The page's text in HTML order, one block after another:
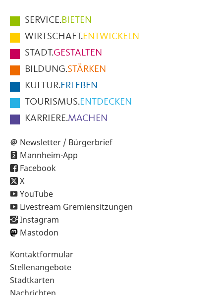
Hauptmenüpunkte
im
Fußbereich
der
Seite
SERVICE.BIETEN
WIRTSCHAFT.ENTWICKELN
STADT.GESTALTEN
BILDUNG.STÄRKEN
KULTUR.ERLEBEN
TOURISMUS.ENTDECKEN
KARRIERE.MACHEN
Newsletter / Bürgerbrief
Mannheim-App
Facebook
X
YouTube
Livestream Gremiensitzungen
Instagram
Mastodon
Sekundärnavigation
im
Fußbereich
Kontaktformular
Stellenangebote
Stadtkarten